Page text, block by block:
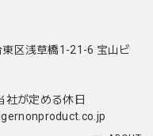
区浅草橋1-21-6 宝山ビ
社が定める休日